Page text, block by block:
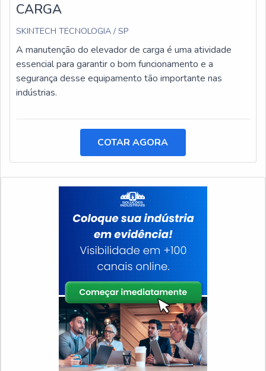
CARGA
SKINTECH TECNOLOGIA / SP
A manutenção do elevador de carga é uma atividade
essencial para garantir o bom funcionamento e a
segurança desse equipamento tão importante nas
indústrias.
COTAR AGORA